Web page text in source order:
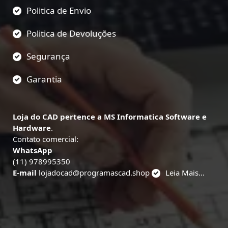
Politica de Envio
Politica de Devoluções
Segurança
Garantia
Loja do CAD pertence a MS Informatica Software e
Hardware.
Contato comercial:
WhatsApp
(11) 978995350
E-mail lojadocad@programascad.shop Leia Mais...